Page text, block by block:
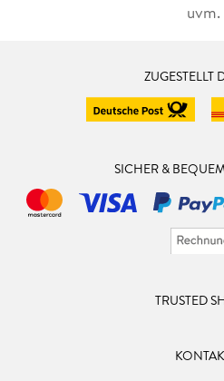
uvm.
ZUGESTELLT
SICHER &
TRUSTED